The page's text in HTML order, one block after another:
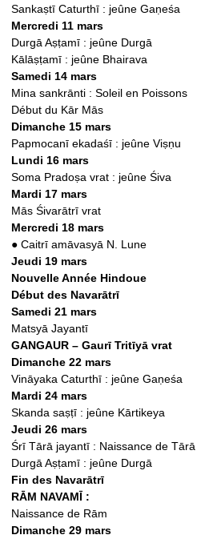
Sankaṣtī Caturthī : jeûne Gaṇeśa
Mercredi 11 mars
Durgā Aṣṭamī : jeûne Durgā
Kālāṣṭamī : jeûne Bhairava
Samedi 14 mars
Mina sankrānti : Soleil en Poissons
Début du Kār Mās
Dimanche 15 mars
Papmocanī ekadaśī : jeûne Viṣṇu
Lundi 16 mars
Soma Pradoṣa vrat : jeûne Śiva
Mardi 17 mars
Mās Śivarātrī vrat
Mercredi 18 mars
●Caitrī amāvasyā N. Lune
Jeudi 19 mars
Nouvelle Année Hindoue
Début des Navarātrī
Samedi 21 mars
Matsyā Jayantī
GANGAUR – Gaurī Tritīyā vrat
Dimanche 22 mars
Vināyaka Caturthī : jeûne Gaṇeśa
Mardi 24 mars
Skanda saṣṭī : jeûne Kārtikeya
Jeudi 26 mars
Śrī Tārā jayantī : Naissance de Tārā
Durgā Aṣṭamī : jeûne Durgā
Fin des Navarātrī
RĀM NAVAMĪ :
Naissance de Rām
Dimanche 29 mars